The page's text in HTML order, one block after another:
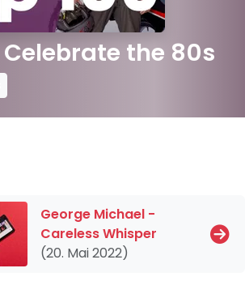
the 80s
George Michael -
Careless Whisper
(20. Mai 2022)